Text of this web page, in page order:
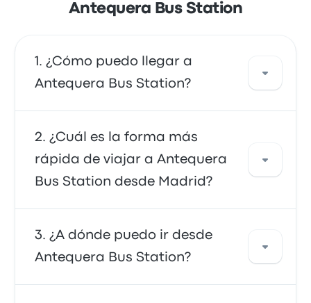
Antequera Bus Station
¿Cómo puedo llegar a
Antequera Bus Station?
Puedes tomar el autobús o el tren, que
proporcionan acceso directo a tu destino.
Alternativamente, también puedes tomar un
taxi o usar un servicio de viaje compartido.
¿Cuál es la forma más
rápida de viajar a Antequera
Bus Station desde Madrid?
La forma más rápida de viajar hacia y desde
Antequera Bus Station es en tren, que
proporciona un cómodo transporte hasta tu
destino. Los trenes suelen ser asequibles,
¿A dónde puedo ir desde
Antequera Bus Station?